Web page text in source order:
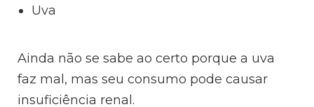
Uva
Ainda não se sabe ao certo porque a uva
faz mal, mas seu consumo pode causar
insuficiência renal.